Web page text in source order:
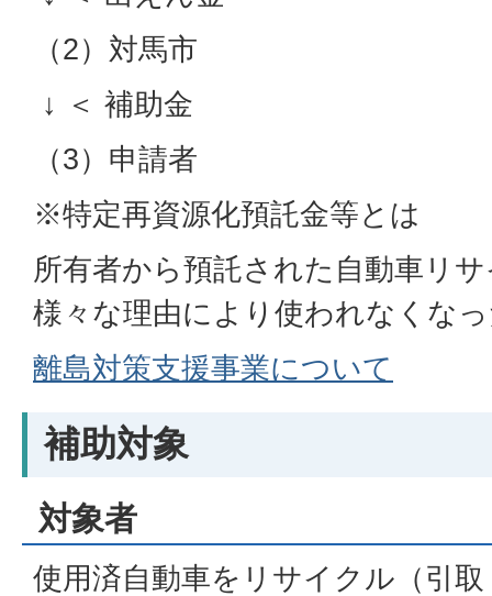
（2）対馬市
↓ ＜ 補助金
（3）申請者
※特定再資源化預託金等とは
所有者から預託された自動車リ
様々な理由により使われなくな
離島対策支援事業について
補助対象
対象者
使用済自動車をリサイクル（引